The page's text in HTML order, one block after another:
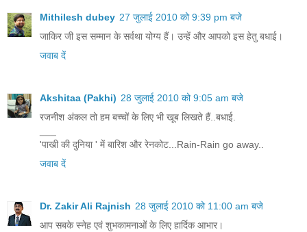
Mithilesh dubey 27 जुलाई 2010 को 9:39 pm बजे
जाकिर जी इस सम्मान के सर्वथा योग्य हैं। उन्हें और आपको इस हेतु बधाई।
जवाब दें
Akshitaa (Pakhi) 28 जुलाई 2010 को 9:05 am बजे
रजनीश अंकल तो हम बच्चों के लिए भी खूब लिखते हैं..बधाई.
'पाखी की दुनिया ' में बारिश और रेनकोट...Rain-Rain go away..
जवाब दें
Dr. Zakir Ali Rajnish 28 जुलाई 2010 को 11:00 am बजे
आप सबके स्नेह एवं शुभकामनाओं के लिए हार्दिक आभार।